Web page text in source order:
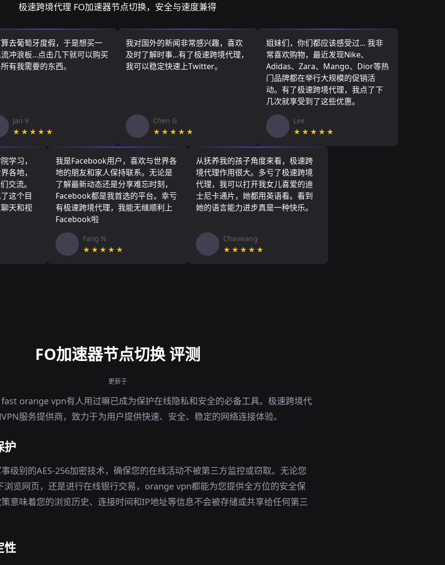
极速跨境代理 FO加速器节点切换，安全与速度兼得
去葡萄牙度假，于是想买一
冲浪板...点击几下就可以购买
有我需要的东西。
Jan V
★★★★★
我对国外的新闻非常感兴趣，喜欢
及时了解时事...有了极速跨境代理，
我可以稳定快速上Twitter。
Chen G
★★★★★
姐妹们，你们都应该感受过... 我非
常喜欢购物，最近发现Nike、
Adidas、Zara、Mango、Dior等热
门品牌都在举行大规模的促销活
动。有了极速跨境代理，我点了下
几次就享受到了这些优惠。
Lee
★★★★★
学习，
各地，
交流。
这个目
天和视
我是Facebook用户，喜欢与世界各
地的朋友和家人保持联系。无论是
了解最新动态还是分享难忘时刻，
Facebook都是我首选的平台。幸亏
有极速跨境代理，我能无缝顺利上
Facebook啦
Fang N
★★★★★
从抚养我的孩子角度来看，极速跨
境代理作用很大。多亏了极速跨境
代理，我可以打开我女儿喜爱的迪
士尼卡通片，她都用英语看。看到
她的语言能力进步真是一种快乐。
Chaoxiang
★★★★★
FO加速器节点切换 评测
更新于
orange vpn有人用过嘛已成为保护在线隐私和安全的必备工具。极速跨境代
服务提供商，致力于为用户提供快速、安全、稳定的网络连接体验。
护
级别的AES-256加密技术，确保您的在线活动不被第三方监控或窃取。无论您
浏览网页，还是进行在线银行交易，orange vpn都能为您提供全方位的安全保
意味着您的浏览历史、连接时间和IP地址等信息不会被存储或共享给任何第三
性